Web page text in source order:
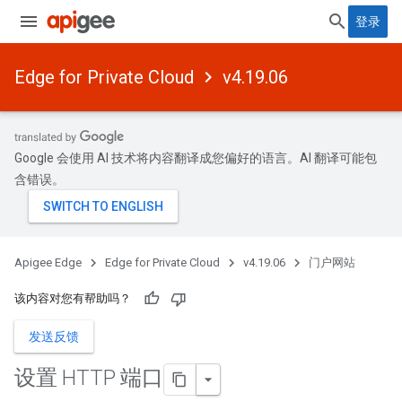
登录
Edge for Private Cloud v4.19.06
Google 会使用 AI 技术将内容翻译成您偏好的语言。AI 翻译可能包
含错误。
Apigee Edge Edge for Private Cloud v4.19.06 门户网站
该内容对您有帮助吗？
发送反馈
设置 HTTP 端口